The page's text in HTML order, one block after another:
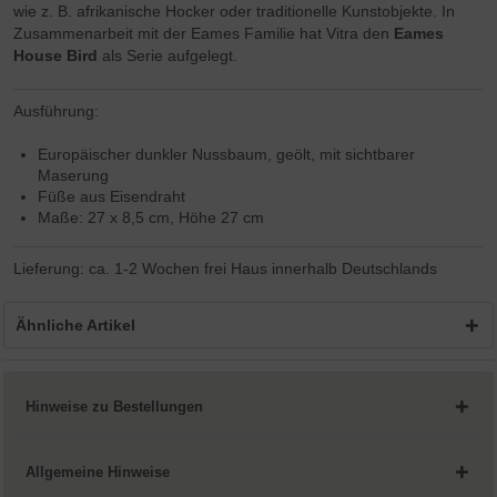
wie z. B. afrikanische Hocker oder traditionelle Kunstobjekte. In
Zusammenarbeit mit der Eames Familie hat Vitra den Eames
House Bird als Serie aufgelegt.
Ausführung:
Europäischer dunkler Nussbaum, geölt, mit sichtbarer
Maserung
Füße aus Eisendraht
Maße: 27 x 8,5 cm, Höhe 27 cm
Lieferung: ca. 1-2 Wochen frei Haus innerhalb Deutschlands
Ähnliche Artikel
Hinweise zu Bestellungen
Allgemeine Hinweise